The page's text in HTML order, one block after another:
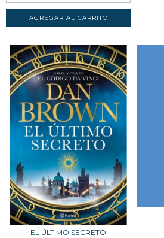
EL ÚLTIMO SECRETO